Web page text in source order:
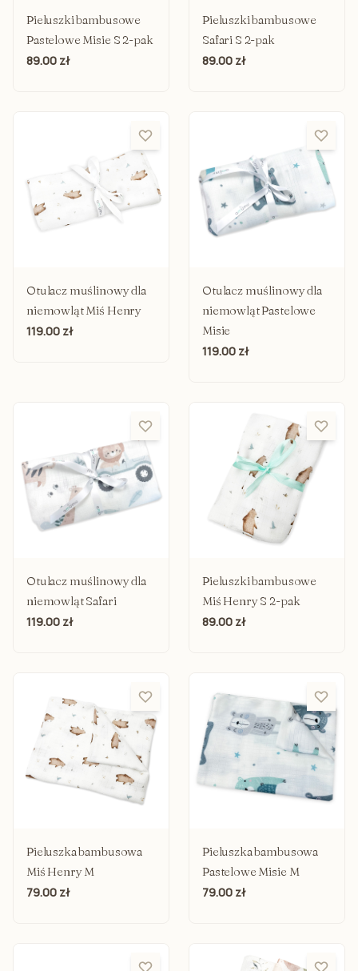
Pieluszki bambusowe
Pastelowe Misie S 2-pak
89.00 zł
Pieluszki bambusowe
Safari S 2-pak
89.00 zł
Otulacz muślinowy dla
niemowląt Miś Henry
119.00 zł
Otulacz muślinowy dla
niemowląt Pastelowe
Misie
119.00 zł
Otulacz muślinowy dla
niemowląt Safari
119.00 zł
Pieluszki bambusowe
Miś Henry S 2-pak
89.00 zł
Pieluszka bambusowa
Miś Henry M
79.00 zł
Pieluszka bambusowa
Pastelowe Misie M
79.00 zł